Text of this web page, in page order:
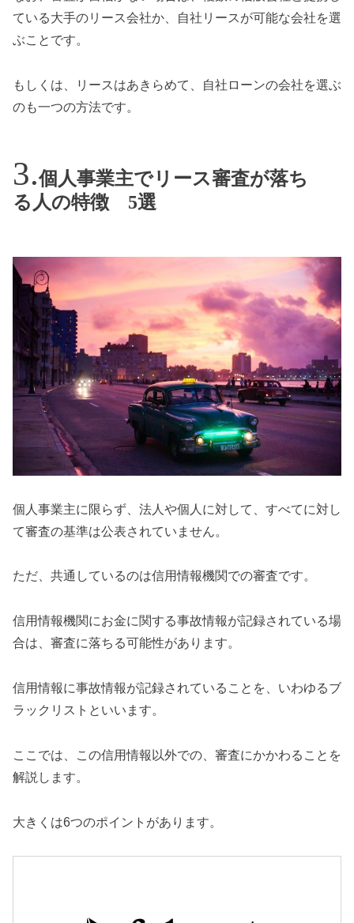
ている大手のリース会社か、自社リースが可能な会社を選
ぶことです。
もしくは、リースはあきらめて、自社ローンの会社を選ぶ
のも一つの方法です。
個人事業主でリース審査が落ち
る人の特徴 5選
個人事業主に限らず、法人や個人に対して、すべてに対し
て審査の基準は公表されていません。
ただ、共通しているのは信用情報機関での審査です。
信用情報機関にお金に関する事故情報が記録されている場
合は、審査に落ちる可能性があります。
信用情報に事故情報が記録されていることを、いわゆるブ
ラックリストといいます。
ここでは、この信用情報以外での、審査にかかわることを
解説します。
大きくは6つのポイントがあります。